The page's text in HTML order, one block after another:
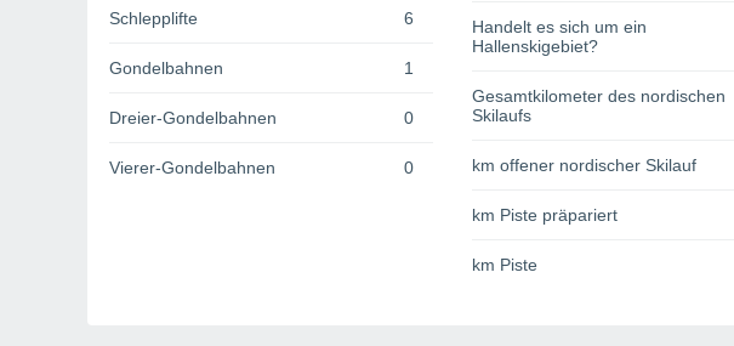
Schlepplifte 6
Gondelbahnen 1
Dreier-Gondelbahnen 0
Vierer-Gondelbahnen 0
Handelt es sich um ein
Hallenskigebiet?
Gesamtkilometer des nordischen
Skilaufs
km offener nordischer Skilauf
km Piste präpariert
km Piste